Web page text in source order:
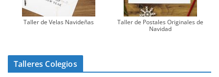
Taller de Velas Navideñas
Taller de Postales Originales de
Navidad
Talleres Colegios